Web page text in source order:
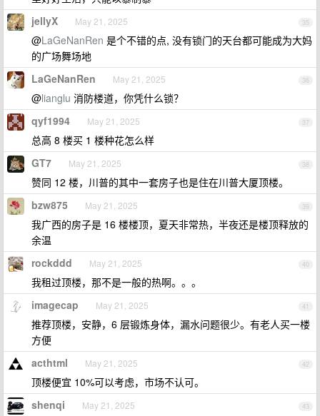
35
jellyX May 21, 2025
@LaGeNanRen 是个不错的点, 没有锁门的天台都可能成为大妈
的广场舞场地
36
LaGeNanRen May 21, 2025
@lianglu 消防楼道，你凭什么锁？
37
qyf1994 May 21, 2025
总高 8 楼买 1 楼种花怎么样
38
GT7 May 21, 2025
赞同 12 楼，川普的其中一套房子也是住在川普大厦顶楼。
39
bzw875 May 21, 2025
我广西的房子是 16 楼楼顶，夏天非常热，半夜还是楼顶释放的
余温
40
rockddd May 21, 2025
我租过顶楼，那不是一般的热啊。。。
41
imagecap May 21, 2025
推荐顶楼，安静，6 层锻炼身体，漏水问题很少。有老人买一楼
方便
42
acthtml May 21, 2025
顶楼便宜 10%可以考虑，市场不认可。
43
shenqi May 21, 2025